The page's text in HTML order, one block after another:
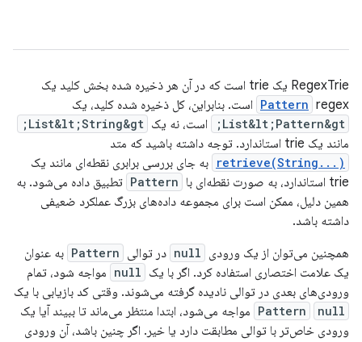
RegexTrie یک trie است که در آن هر ذخیره شده بخش کلید یک
Pattern regex است. بنابراین، کل ذخیره شده کلید، یک
List&lt;Pattern&gt; است، نه یک List&lt;String&gt;
مانند یک trie استاندارد. توجه داشته باشید که متد
retrieve(String...) به جای بررسی برابری نقطه‌ای مانند یک
trie استاندارد، به صورت نقطه‌ای با
Pattern تطبیق داده می‌شود. به
همین دلیل، ممکن است برای مجموعه داده‌های بزرگ عملکرد ضعیفی
داشته باشد.
همچنین می‌توان از یک ورودی null در توالی Pattern به عنوان
یک علامت اختصاری استفاده کرد. اگر با یک null مواجه شود، تمام
ورودی‌های بعدی در توالی نادیده گرفته می‌شوند. وقتی کد بازیابی با یک
Pattern null
مواجه می‌شود، ابتدا منتظر می‌ماند تا ببیند آیا یک
ورودی خاص‌تر با توالی مطابقت دارد یا خیر. اگر چنین باشد، آن ورودی